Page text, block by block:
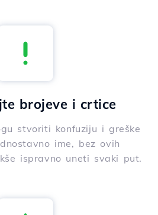
brojeve i crtice
stvoriti konfuziju i greške
ime, bez ovih
ispravno uneti svaki put.